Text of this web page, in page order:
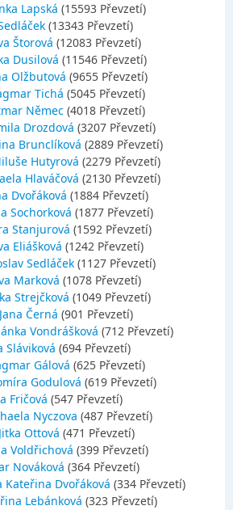
Lapská (15593 Převzetí)
(13343 Převzetí)
Štorová (12083 Převzetí)
Dusilová (11546 Převzetí)
Olžbutová (9655 Převzetí)
Tichá (5045 Převzetí)
Němec (4018 Převzetí)
Drozdová (3207 Převzetí)
Brunclíková (2889 Převzetí)
Hutyrová (2279 Převzetí)
Hlaváčová (2130 Převzetí)
Dvořáková (1884 Převzetí)
Sochorková (1877 Převzetí)
Stanjurová (1592 Převzetí)
Eliášková (1242 Převzetí)
Sedláček (1127 Převzetí)
Marková (1078 Převzetí)
Strejčková (1049 Převzetí)
Černá (901 Převzetí)
Vondrášková (712 Převzetí)
Sláviková (694 Převzetí)
Gálová (625 Převzetí)
Godulová (619 Převzetí)
Fričová (547 Převzetí)
Nyczova (487 Převzetí)
Ottová (471 Převzetí)
Voldřichová (399 Převzetí)
Nováková (364 Převzetí)
Kateřina Dvořáková (334 Převzetí)
Lebánková (323 Převzetí)